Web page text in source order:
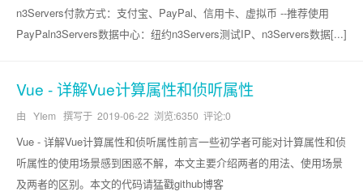
n3Servers付款方式：支付宝、PayPal、信用卡、虚拟币 --推荐使用
PayPaln3Servers数据中心：纽约n3Servers测试IP、n3Servers数据[...]
Vue - 详解Vue计算属性和侦听属性
由 YIem 撰写于 2019-06-22 浏览:6350 评论:0
Vue - 详解Vue计算属性和侦听属性前言一些初学者可能对计算属性和侦
听属性的使用场景感到困惑不解，本文主要介绍两者的用法、使用场景
及两者的区别。本文的代码请猛戳github博客